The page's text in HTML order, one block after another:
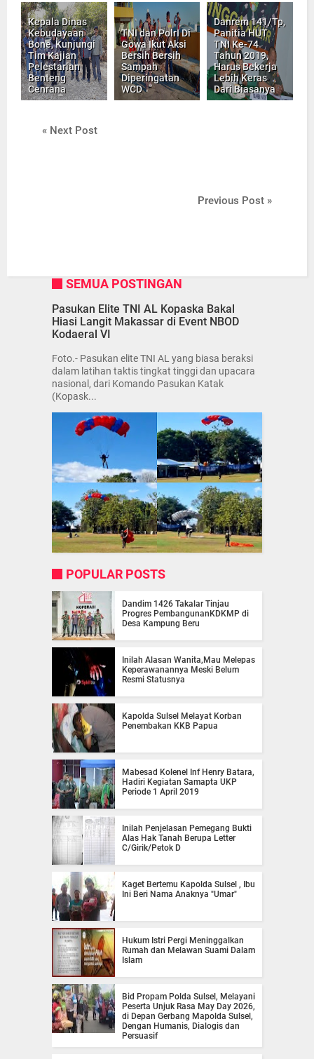
Kepala Dinas
Kebudayaan
Bone, Kunjungi
Tim Kajian
Pelestarian
Benteng
Cenrana
TNI dan PolrI Di
Gowa Ikut Aksi
Bersih Bersih
Sampah
Diperingatan
WCD
Danrem 141/Tp,
Panitia HUT
TNI Ke-74
Tahun 2019,
Harus Bekerja
Lebih Keras
Dari Biasanya
« Next Post
Previous Post »
SEMUA POSTINGAN
Pasukan Elite TNI AL Kopaska Bakal
Hiasi Langit Makassar di Event NBOD
Kodaeral VI
Foto.- Pasukan elite TNI AL yang biasa beraksi
dalam latihan taktis tingkat tinggi dan upacara
nasional, dari Komando Pasukan Katak
(Kopask...
POPULAR POSTS
Dandim 1426 Takalar Tinjau
Progres PembangunanKDKMP di
Desa Kampung Beru
Inilah Alasan Wanita,Mau Melepas
Keperawanannya Meski Belum
Resmi Statusnya
Kapolda Sulsel Melayat Korban
Penembakan KKB Papua
Mabesad Kolenel Inf Henry Batara,
Hadiri Kegiatan Samapta UKP
Periode 1 April 2019
Inilah Penjelasan Pemegang Bukti
Alas Hak Tanah Berupa Letter
C/Girik/Petok D
Kaget Bertemu Kapolda Sulsel , Ibu
Ini Beri Nama Anaknya "Umar"
Hukum Istri Pergi Meninggalkan
Rumah dan Melawan Suami Dalam
Islam
Bid Propam Polda Sulsel, Melayani
Peserta Unjuk Rasa May Day 2026,
di Depan Gerbang Mapolda Sulsel,
Dengan Humanis, Dialogis dan
Persuasif